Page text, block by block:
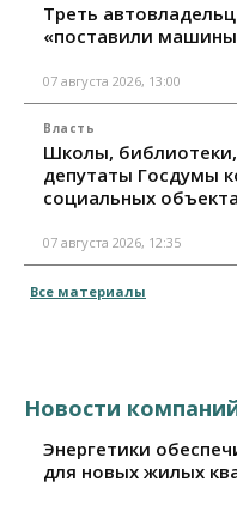
Треть
«поставили
07 августа 2026, 13:00
Власть
Школы,
депутаты Госдумы
социальных
07 августа 2026, 12:35
Все материалы
Новости
Энергетики
для новых жилых